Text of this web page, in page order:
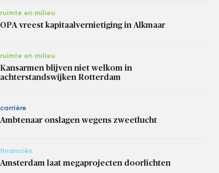
ruimte en milieu
OPA vreest kapitaalvernietiging in Alkmaar
ruimte en milieu
Kansarmen blijven niet welkom in
achterstandswijken Rotterdam
carrière
Ambtenaar onslagen wegens zweetlucht
financiën
Amsterdam laat megaprojecten doorlichten